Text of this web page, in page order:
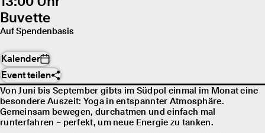
Buvette
Auf Spendenbasis
Kalender
Event teilen
Von Juni bis September gibts im Südpol einmal im Monat eine
besondere Auszeit: Yoga in entspannter Atmosphäre.
Gemeinsam bewegen, durchatmen und einfach mal
runterfahren – perfekt, um neue Energie zu tanken.